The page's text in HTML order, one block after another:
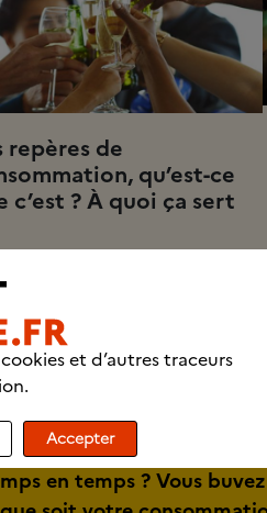
repères de
qu’est-ce
c’est ? À quoi ça sert
30
en temps ? Vous
et d’autres traceurs
Accepter